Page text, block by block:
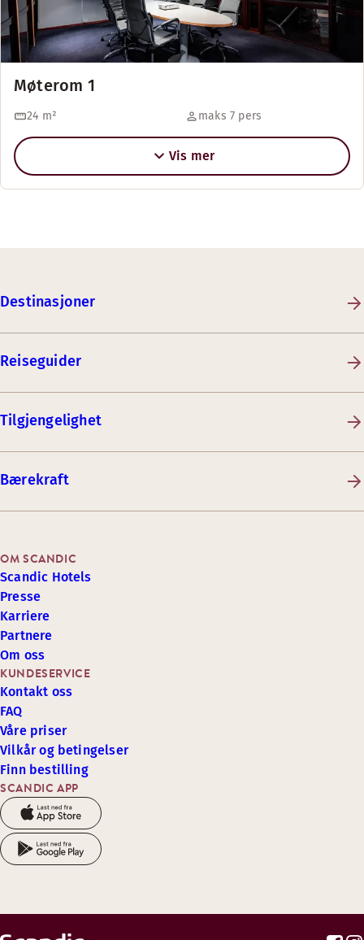
Møterom 1
24 m² maks 7 pers
Vis mer
Destinasjoner
Reiseguider
Tilgjengelighet
Bærekraft
SCANDIC APP
KUNDESERVICE
Kontakt oss
FAQ
Våre priser
Vilkår og betingelser
Finn bestilling
OM SCANDIC
Scandic Hotels
Presse
Karriere
Partnere
Om oss